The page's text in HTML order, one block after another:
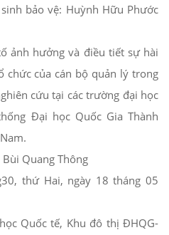
bảo vệ: Huỳnh Hữu Phước
ảnh hưởng và điều tiết sự hài
chức của cán bộ quản lý trong
cứu tại các trường đại học
Đại học Quốc Gia Thành
Quang Thông
thứ Hai, ngày 18 tháng 05
Quốc tế, Khu đô thị ĐHQG-